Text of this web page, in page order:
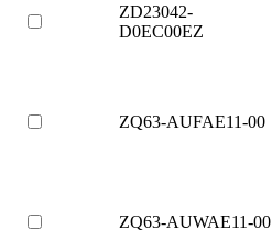
ZD23042-
D0EC00EZ
ZQ63-AUFAE11-00
ZQ63-AUWAE11-00